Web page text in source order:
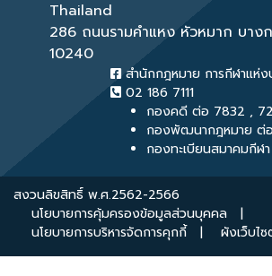
Thailand
286 ถนนรามคำแหง หัวหมาก บาง
10240
สำนักกฎหมาย การกีฬาแห่ง
02 186 7111
กองคดี ต่อ 7832 ,
กองพัฒนากฎหมาย ต่
กองทะเบียนสมาคมกี
สงวนลิขสิทธิ์ พ.ศ.2562-2566
นโยบายการคุ้มครองข้อมูลส่วนบุคคล |
นโยบายการบริหารจัดการคุกกี้ | ผังเว็บไ